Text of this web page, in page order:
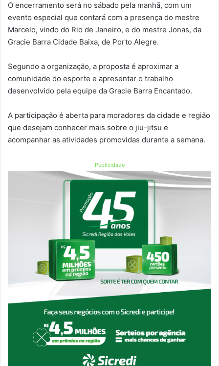
O encerramento será no sábado pela manhã, com um
evento especial que contará com a presença do mestre
Marcelo, vindo do Rio de Janeiro, e do mestre Jonas, da
Gracie Barra Cidade Baixa, de Porto Alegre.
Segundo a organização, a proposta é aproximar a
comunidade do esporte e apresentar o trabalho
desenvolvido pela equipe da Gracie Barra Encantado.
A participação é aberta para moradores da cidade e região
que desejam conhecer mais sobre o jiu-jitsu e
acompanhar as atividades promovidas durante a semana.
Publicidade